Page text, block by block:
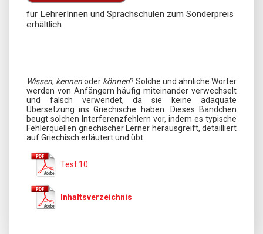
für LehrerInnen und Sprachschulen zum Sonderpreis
erhältlich
Wissen, kennenoder können? Solche und ähnliche Wörter
werden von Anfängern häufig miteinander verwechselt
und falsch verwendet, da sie keine adäquate
Übersetzung ins Griechische haben. Dieses Bändchen
beugt solchen Interferenzfehlern vor, indem es typische
Fehlerquellen griechischer Lerner herausgreift, detailliert
auf Griechisch erläutert und übt.
Test 10
Inhaltsverzeichnis